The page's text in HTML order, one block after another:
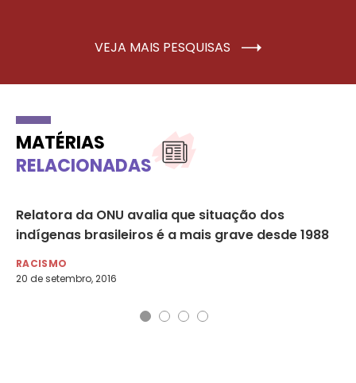
VEJA MAIS PESQUISAS
MATÉRIAS
RELACIONADAS
Relatora da ONU avalia que situação dos
indígenas brasileiros é a mais grave desde 1988
RACISMO
20 de setembro, 2016